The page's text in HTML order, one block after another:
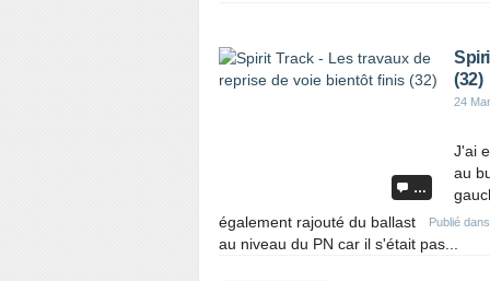
e
a
g
e
r
t
…
(32)
24
Publié dans
J'ai
au
également rajouté du ballast
au niveau du PN car il s'était pas...